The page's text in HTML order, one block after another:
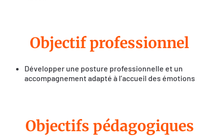
Objectif professionnel
Développer une posture professionnelle et un
accompagnement adapté à l’accueil des émotions
Objectifs pédagogiques